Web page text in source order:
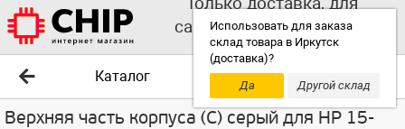
Использовать для заказа
склад товара в Иркутск
(доставка)?
Да
Другой склад
самовывоза выбирайте
другой склад!
Каталог
Верхняя часть корпуса (C) серый для HP 15-